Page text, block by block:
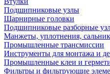
Подшипниковые узлы
Шарнирные головки
Подшипниковые разборные
Манжеты, уплотнения,
Промышленные трансмиссии
Инструменты для монтажа и
Промышленные клеи и
Фильтры и фильтрующие